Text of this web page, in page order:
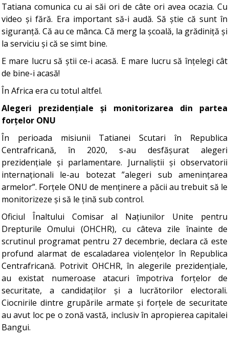
Tatiana comunica cu ai săi ori de câte ori avea ocazia. Cu
video și fără. Era important să-i audă. Să știe că sunt în
siguranță. Că au ce mânca. Că merg la școală, la grădiniță și
la serviciu și că se simt bine.
E mare lucru să știi ce-i acasă. E mare lucru să înțelegi cât
de bine-i acasă!
În Africa era cu totul altfel.
Alegeri prezidențiale și monitorizarea din partea
forțelor ONU
În perioada misiunii Tatianei Scutari în Republica
Centrafricană, în 2020, s-au desfășurat alegeri
prezidențiale și parlamentare. Jurnaliștii și observatorii
internaționali le-au botezat ”alegeri sub amenințarea
armelor”. Forțele ONU de menținere a păcii au trebuit să le
monitorizeze și să le țină sub control.
Oficiul Înaltului Comisar al Națiunilor Unite pentru
Drepturile Omului (OHCHR), cu câteva zile înainte de
scrutinul programat pentru 27 decembrie, declara că este
profund alarmat de escaladarea violențelor în Republica
Centrafricană. Potrivit OHCHR, în alegerile prezidențiale,
au existat numeroase atacuri împotriva forțelor de
securitate, a candidaților și a lucrătorilor electorali.
Сiocnirile dintre grupările armate și forțele de securitate
au avut loc pe o zonă vastă, inclusiv în apropierea capitalei
Bangui.